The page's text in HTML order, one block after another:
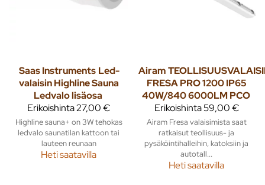
Saas Instruments Led-
valaisin Highline Sauna
Ledvalo lisäosa
Erikoishinta27,00 €
Highline sauna+ on 3W tehokas
ledvalo saunatilan kattoon tai
lauteen reunaan
Heti saatavilla
Airam
FRESA PRO 1200 IP65
40W/840 6000LM PCO
Erikoishinta59,00 €
Airam Fresa valaisimista saat
ratkaisut teollisuus- ja
pysäköintihalleihin, katoksiin ja
autotall...
Heti saatavilla